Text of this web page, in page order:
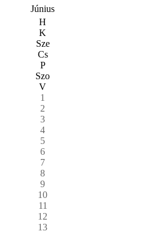
Június
H
K
Sze
Cs
P
Szo
V
1
2
3
4
5
6
7
8
9
10
11
12
13